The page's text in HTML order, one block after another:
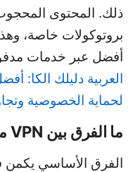
ذلك. المحتوى
بروتوكولات خاصة،
أفضل عبر خدمات
العربية دليلك الكا:
لحماية الخصوصية
ما الفرق بين VPN مجاني والمدفوع؟
الفرق الأساسي يكمن